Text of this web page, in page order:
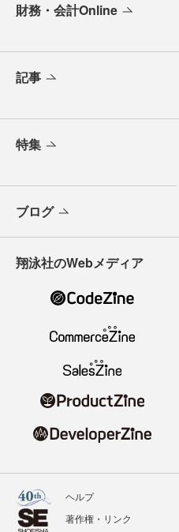
財務・会計Online
記事
特集
ブログ
翔泳社のWebメディア
ヘルプ
著作権・リンク